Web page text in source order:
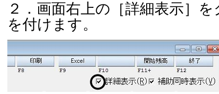
２．画面右上の［詳細表示］
を付けます。